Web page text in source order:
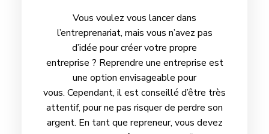
Vous voulez vous lancer dans
l’entreprenariat, mais vous n’avez pas
d’idée pour créer votre propre
entreprise ? Reprendre une entreprise est
une option envisageable pour
vous. Cependant, il est conseillé d’être très
attentif, pour ne pas risquer de perdre son
argent. En tant que repreneur, vous devez